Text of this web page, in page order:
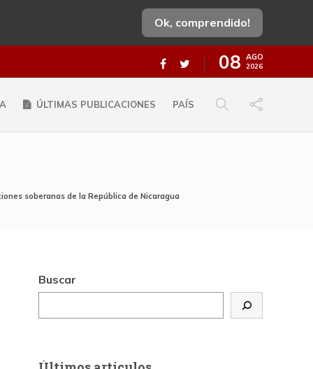
Ok, comprendido!
08 AGO
2026
ÚLTIMAS PUBLICACIONES PAÍS
soberanas de la República de Nicaragua
Buscar